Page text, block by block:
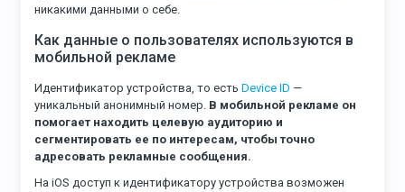
никакими данными о себе.
Как данные о пользователях используются в
мобильной рекламе
Идентификатор устройства, то естьDevice ID —
уникальный анонимный номер. В мобильной рекламе он
помогает находить целевую аудиторию и
сегментировать ее по интересам, чтобы точно
адресовать рекламные сообщения.
На iOS доступ к идентификатору устройства возможен